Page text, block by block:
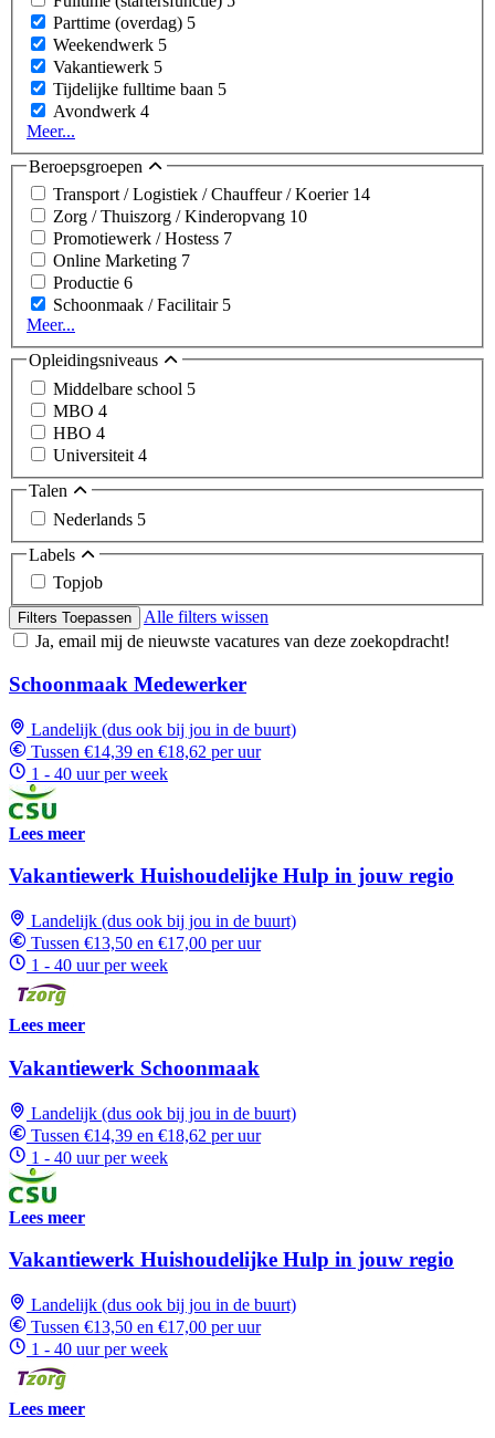
Parttime (overdag) 5
Weekendwerk 5
Vakantiewerk 5
Tijdelijke fulltime baan 5
Avondwerk 4
Meer...
Beroepsgroepen
Transport / Logistiek / Chauffeur / Koerier 14
Zorg / Thuiszorg / Kinderopvang 10
Promotiewerk / Hostess 7
Online Marketing 7
Productie 6
Schoonmaak / Facilitair 5
Meer...
Opleidingsniveaus
Middelbare school 5
MBO 4
HBO 4
Universiteit 4
Talen
Nederlands 5
Labels
Topjob
Filters Toepassen
Alle filters wissen
Ja, email mij de nieuwste vacatures van deze zoekopdracht!
Schoonmaak Medewerker
Landelijk (dus ook bij jou in de buurt)
Tussen €14,39 en €18,62 per uur
1 - 40 uur per week
Lees meer
Vakantiewerk Huishoudelijke Hulp in jouw regio
Landelijk (dus ook bij jou in de buurt)
Tussen €13,50 en €17,00 per uur
1 - 40 uur per week
Lees meer
Vakantiewerk Schoonmaak
Landelijk (dus ook bij jou in de buurt)
Tussen €14,39 en €18,62 per uur
1 - 40 uur per week
Lees meer
Vakantiewerk Huishoudelijke Hulp in jouw regio
Landelijk (dus ook bij jou in de buurt)
Tussen €13,50 en €17,00 per uur
1 - 40 uur per week
Lees meer